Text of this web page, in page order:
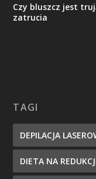
Czy bluszcz jest
zatrucia
TAGI
DEPILACJA
DIETA NA